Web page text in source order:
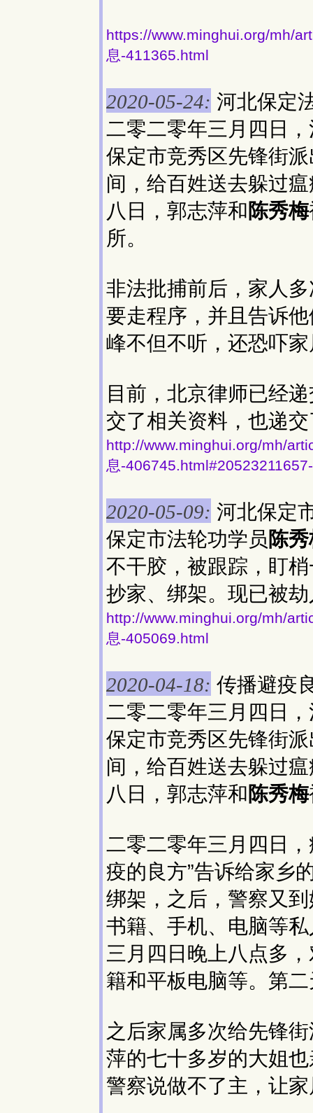
https://www.minghui.org/mh/
息-411365.html
2020-05-24: 河北保定
二零二零年三月四日
保定市竞秀区先锋街
间，给百姓送去躲过
八日，郭志萍和陈秀梅
所。
非法批捕前后，家人
要走程序，并且告诉
峰不但不听，还恐吓
目前，北京律师已经
交了相关资料，也递
http://www.minghui.org/mh/
息-
2020-05-09: 河北保定
保定市法轮功学员 陈
不干胶，被跟踪，盯
抄家、绑架。现已被
http://www.minghui.org/mh/
息-405069.html
2020-04-18: 传播避疫
二零二零年三月四日
保定市竞秀区先锋街
间，给百姓送去躲过
八日，郭志萍和陈秀梅
二零二零年三月四日
疫的良方”告诉给家乡
绑架，之后，警察又
书籍、手机、电脑等
三月四日晚上八点多
籍和平板电脑等。第
之后家属多次给先锋
萍的七十多岁的大姐
警察说做不了主，让